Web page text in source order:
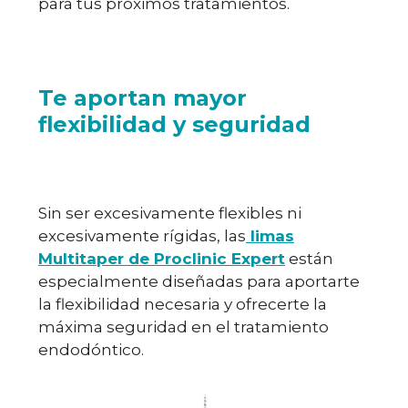
para tus próximos tratamientos.
Te aportan mayor
flexibilidad y seguridad
Sin ser excesivamente flexibles ni
excesivamente rígidas, las limas
Multitaper de Proclinic Expert están
especialmente diseñadas para aportarte
la flexibilidad necesaria y ofrecerte la
máxima seguridad en el tratamiento
endodóntico.